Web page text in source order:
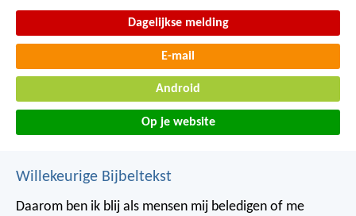
Dagelijkse melding
E-mail
Android
Op je website
Willekeurige Bijbeltekst
Daarom ben ik blij als mensen mij beledigen of me